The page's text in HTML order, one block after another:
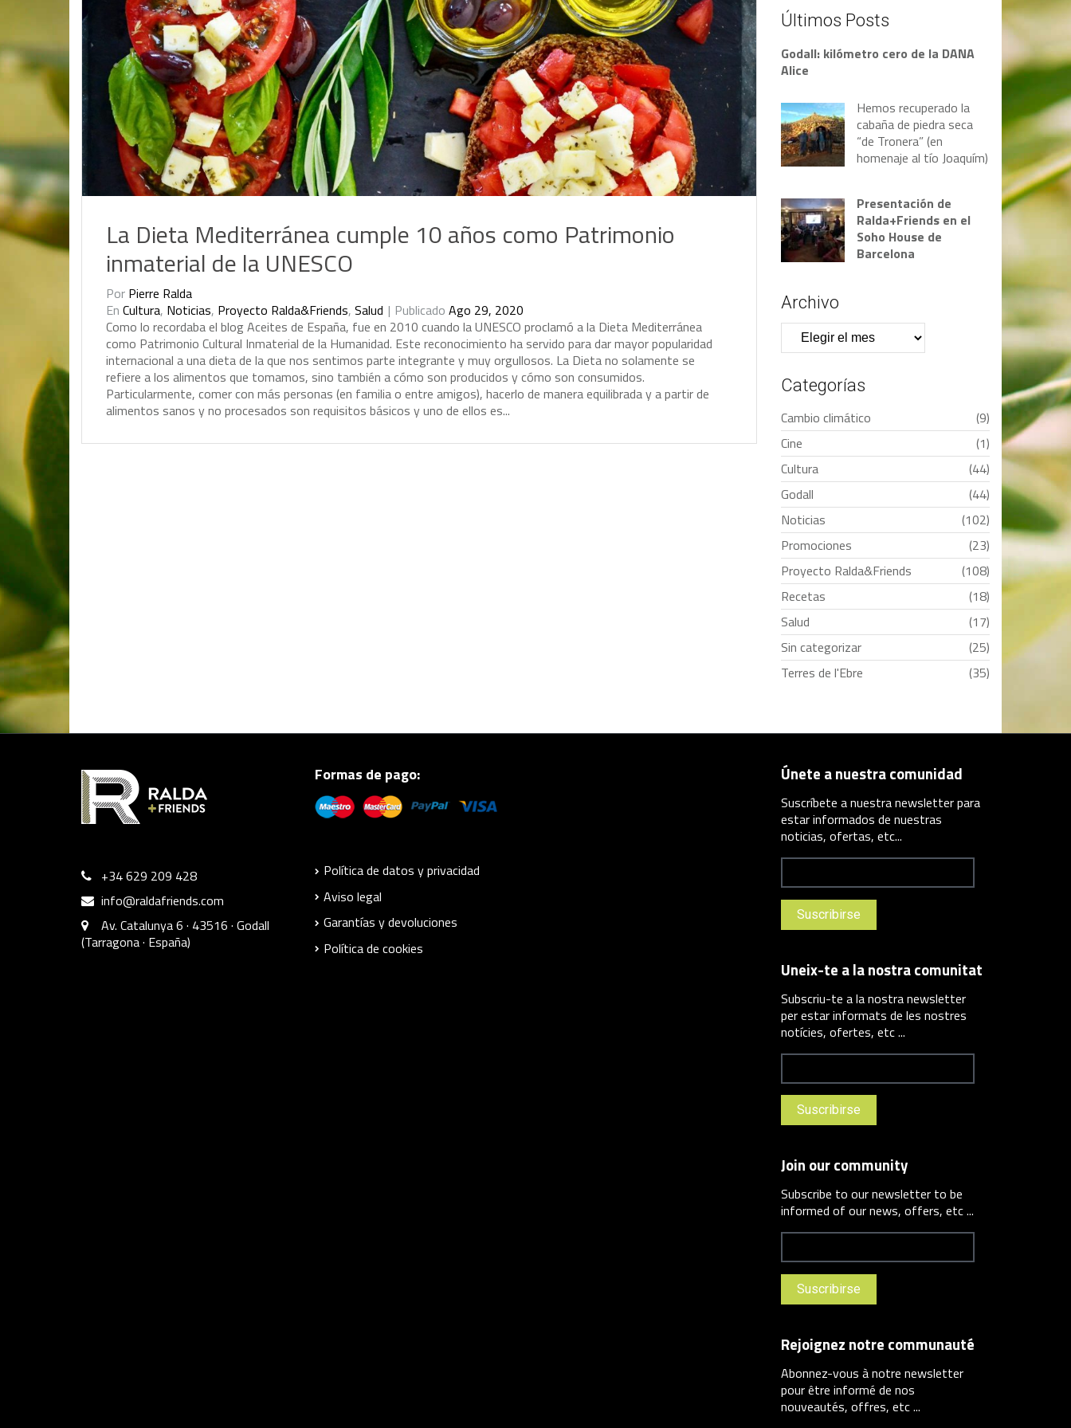
La Dieta Mediterránea cumple 10 años como Patrimonio
inmaterial de la UNESCO
Por Pierre Ralda
En Cultura, Noticias, Proyecto Ralda&Friends, Salud Publicado Ago 29, 2020
Como lo recordabael blog Aceites de España, fue en 2010 cuando laUNESCO proclamó ala Dieta Mediterránea
como Patrimonio Cultural Inmaterial de la Humanidad. Este reconocimiento ha servido paradarmayorpopularidad
internacional aunadietade laque nos sentimos parte integrante ymuyorgullosos. La Dietano solamente se
refiere alos alimentos que tomamos, sino también acómo son producidos ycómo son consumidos.
Particularmente, comercon más personas (en familiao entre amigos), hacerlo de maneraequilibradayapartirde
alimentos sanos yno procesados son requisitos básicos yuno de ellos es...
Últimos Posts
Godall: kilómetro cero de la DANA
Alice
Hemos recuperado la
cabaña de piedra seca
“de Tronera” (en
homenaje al tío Joaquím)
Presentación de
Ralda+Friends en el
Soho House de
Barcelona
Archivo
Archivo
Categorías
Cambio climático
(9)
Cine
(1)
Cultura
(44)
Godall
(44)
Noticias
(102)
Promociones
(23)
Proyecto Ralda&Friends
(108)
Recetas
(18)
Salud
(17)
Sin categorizar
(25)
Terres de l'Ebre
(35)
+34 629 209 428
info@raldafriends.com
Av. Catalunya 6 · 43516 · Godall
(Tarragona · España)
Formas de pago:
Política de datos y privacidad
Aviso legal
Garantías y devoluciones
Política de cookies
Únete a nuestra comunidad
Suscríbete a nuestra newsletter para
estar informados de nuestras
noticias, ofertas, etc...
Uneix-te a la nostra comunitat
Subscriu-te a la nostra newsletter
per estar informats de les nostres
notícies, ofertes, etc ...
Join our community
Subscribe to our newsletter to be
informed of our news, offers, etc ...
Rejoignez notre communauté
Abonnez-vous à notre newsletter
pour être informé de nos
nouveautés, offres, etc ...